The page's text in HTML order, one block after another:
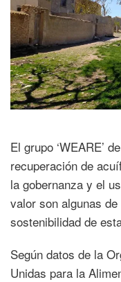
El grupo ‘WEARE’
recuperación de
la gobernanza y el
valor son algunas
sostenibilidad de
Según datos de la
Unidas para la